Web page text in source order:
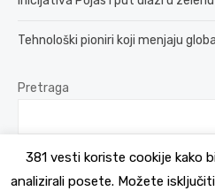
Tehnološki pioniri koji menjaju
Pretraga
381 vesti koriste cookije kako
analizirali posete. Možete